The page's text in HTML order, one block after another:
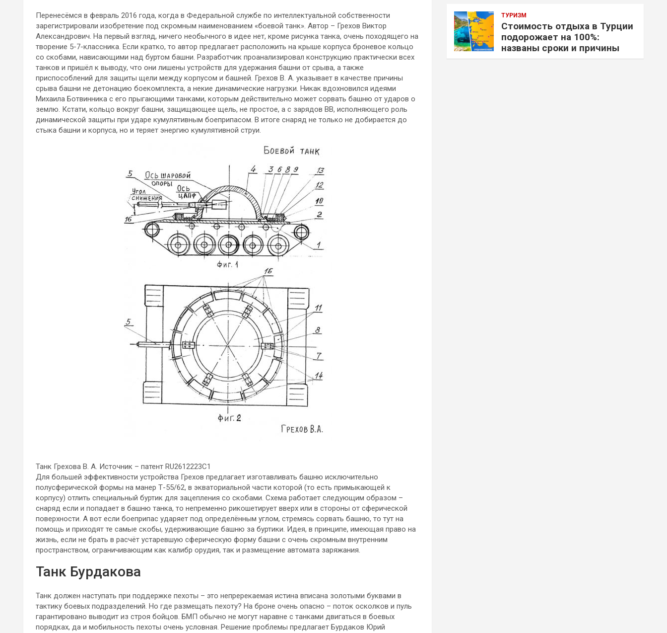
Перенесёмся в февраль 2016 года, когда в Федеральной службе по интеллектуальной собственности
зарегистрировали изобретение под скромным наименованием «боевой танк». Автор – Грехов Виктор
Александрович. На первый взгляд, ничего необычного в идее нет, кроме рисунка танка, очень походящего на
творение 5-7-классника. Если кратко, то автор предлагает расположить на крыше корпуса броневое кольцо
со скобами, нависающими над буртом башни. Разработчик проанализировал конструкцию практически всех
танков и пришёл к выводу, что они лишены устройств для удержания башни от срыва, а также
приспособлений для защиты щели между корпусом и башней. Грехов В. А. указывает в качестве причины
срыва башни не детонацию боекомплекта, а некие динамические нагрузки. Никак вдохновился идеями
Михаила Ботвинника с его прыгающими танками, которым действительно может сорвать башню от ударов о
землю. Кстати, кольцо вокруг башни, защищающее щель, не простое, а с зарядов ВВ, исполняющего роль
динамической защиты при ударе кумулятивным боеприпасом. В итоге снаряд не только не добирается до
стыка башни и корпуса, но и теряет энергию кумулятивной струи.
Танк Грехова В. А. Источник – патент RU2612223C1
Для большей эффективности устройства Грехов предлагает изготавливать башню исключительно
полусферической формы на манер Т-55/62, в экваториальной части которой (то есть примыкающей к
корпусу) отлить специальный буртик для зацепления со скобами. Схема работает следующим образом –
снаряд если и попадает в башню танка, то непременно рикошетирует вверх или в стороны от сферической
поверхности. А вот если боеприпас ударяет под определённым углом, стремясь сорвать башню, то тут на
помощь и приходят те самые скобы, удерживающие башню за буртики. Идея, в принципе, имеющая право на
жизнь, если не брать в расчёт устаревшую сферическую форму башни с очень скромным внутренним
пространством, ограничивающим как калибр орудия, так и размещение автомата заряжания.
Танк Бурдакова
Танк должен наступать при поддержке пехоты – это непререкаемая истина вписана золотыми буквами в
тактику боевых подразделений. Но где размещать пехоту? На броне очень опасно – поток осколков и пуль
гарантировано выводит из строя бойцов. БМП обычно не могут наравне с танками двигаться в боевых
порядках, да и мобильность пехоты очень условная. Решение проблемы предлагает Бурдаков Юрий
ТУРИЗМ
Стоимость отдыха в Турции
подорожает на 100%:
названы сроки и причины